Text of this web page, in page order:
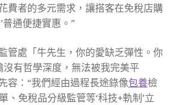
費者的多元需求，讓搭客在免稅店購
普通便捷實惠。”
管處「牛先生，你的愛缺乏彈性。你
沒有哲學深度，無法被我完美平
容：“我們經由過程長途錄像包養檢
、免稅品分級監管等‘科技+軌制’立